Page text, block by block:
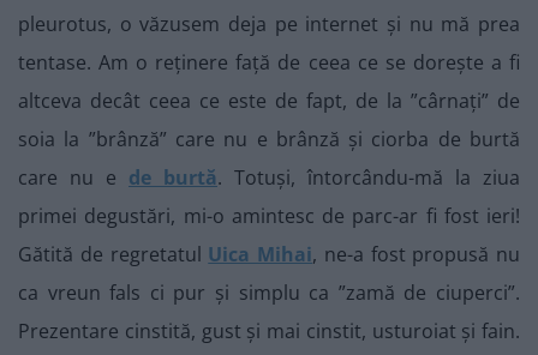
pleurotus, o văzusem deja pe internet și nu mă prea
tentase. Am o reținere față de ceea ce se dorește a fi
altceva decât ceea ce este de fapt, de la ”cârnați” de
soia la ”brânză” care nu e brânză și ciorba de burtă
care nu e de burtă. Totuși, întorcându-mă la ziua
primei degustări, mi-o amintesc de parc-ar fi fost ieri!
Gătită de regretatul Uica Mihai, ne-a fost propusă nu
ca vreun fals ci pur și simplu ca ”zamă de ciuperci”.
Prezentare cinstită, gust și mai cinstit, usturoiat și fain.